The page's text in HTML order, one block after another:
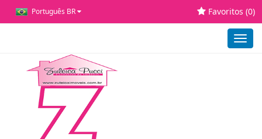
Português BR Favoritos (0)